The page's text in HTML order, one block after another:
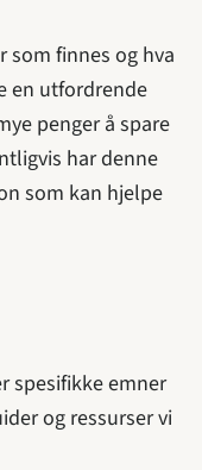
som finnes og hva
en utfordrende
penger å spare
har denne
som kan hjelpe
spesifikke emner
og ressurser vi